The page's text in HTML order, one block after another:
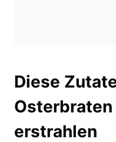
Diese
erstrahlen